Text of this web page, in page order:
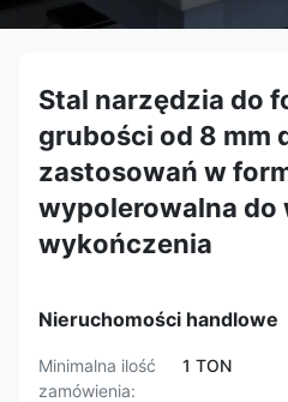
Stal narzędzia do
grubości od 8 mm
zastosowań w
wypolerowalna do
wykończenia
Nieruchomości handlowe
Minimalna ilość
zamówienia:
1 TON